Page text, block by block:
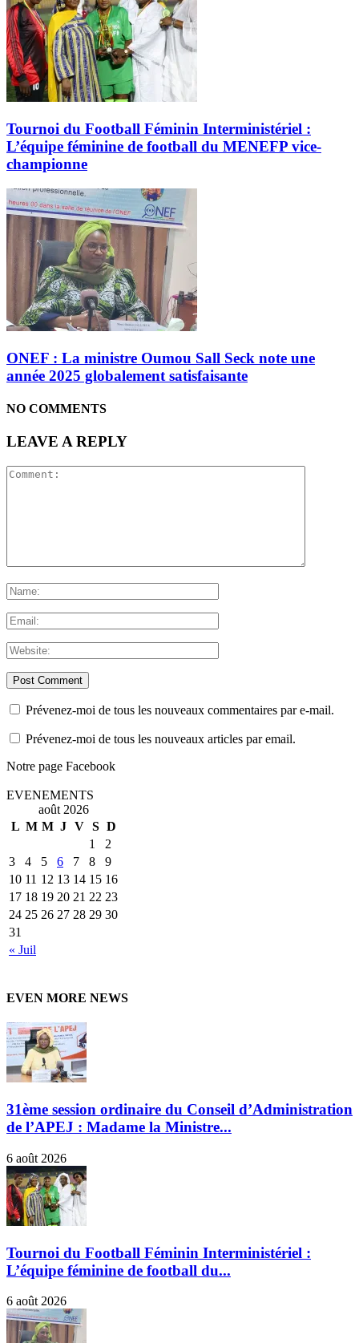
Tournoi du Football Féminin Interministériel :
L’équipe féminine de football du MENEFP vice-
championne
ONEF : La ministre Oumou Sall Seck note une
année 2025 globalement satisfaisante
NO COMMENTS
LEAVE A REPLY
Prévenez-moi de tous les nouveaux commentaires par e-mail.
Prévenez-moi de tous les nouveaux articles par email.
Notre page Facebook
EVENEMENTS
août 2026
L M M J V S D
« Juil
1
2
3
4 5 6 7 8
9
10 11 12 13 14 15 16
17 18 19 20 21 22 23
24 25 26 27 28 29 30
31
EVEN MORE NEWS
31ème session ordinaire du Conseil d’Administration
de l’APEJ : Madame la Ministre...
6 août 2026
Tournoi du Football Féminin Interministériel :
L’équipe féminine de football du...
6 août 2026